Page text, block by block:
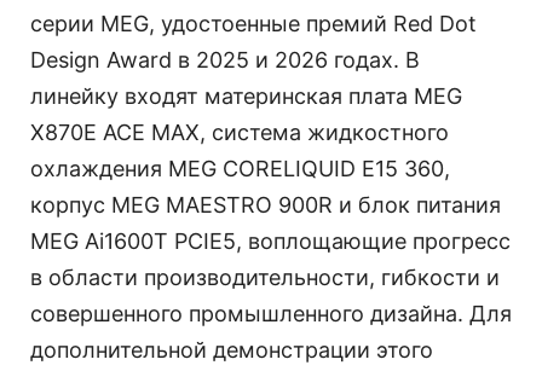
серии MEG, удостоенные премий Red Dot
Design Award в 2025 и 2026 годах. В
линейку входят материнская плата MEG
X870E ACE MAX, система жидкостного
охлаждения MEG CORELIQUID E15 360,
корпус MEG MAESTRO 900R и блок питания
MEG Ai1600T PCIE5, воплощающие прогресс
в области производительности, гибкости и
совершенного промышленного дизайна. Для
дополнительной демонстрации этого